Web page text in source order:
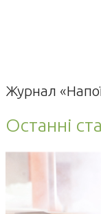
Журнал
Останні